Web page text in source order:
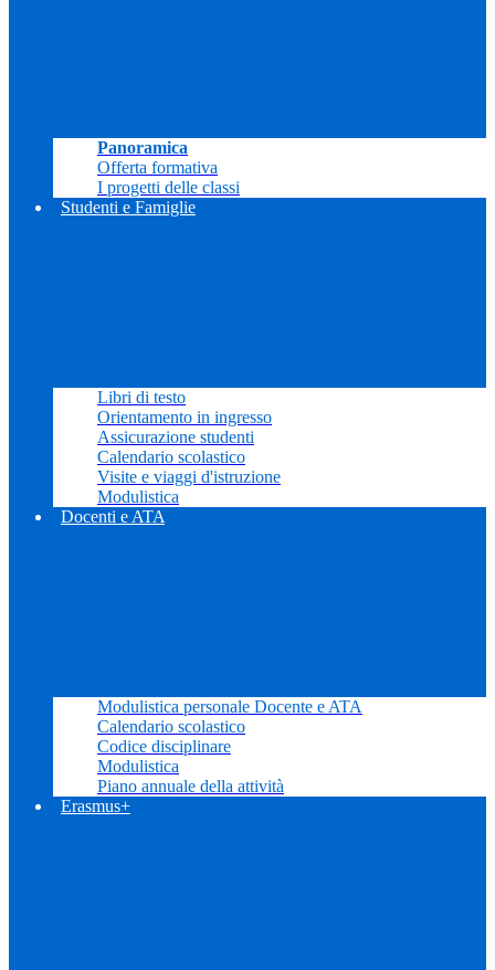
Panoramica
Offerta formativa
I progetti delle classi
Studenti e Famiglie
Libri di testo
Orientamento in ingresso
Assicurazione studenti
Calendario scolastico
Visite e viaggi d'istruzione
Modulistica
Docenti e ATA
Modulistica personale Docente e ATA
Calendario scolastico
Codice disciplinare
Modulistica
Piano annuale della attività
Erasmus+